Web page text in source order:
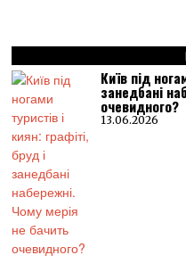
Київ під
занедбані
очевидного?
13.06.2026